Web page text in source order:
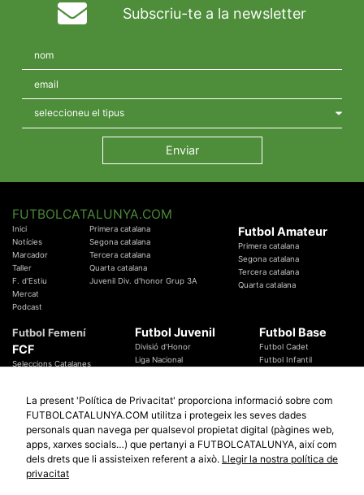
Subscriu-te a la newsletter
FUTBOLCATALUNYA.COM
Inici
Notícies
Marcador
Taller
F. d'Estiu
Mercat
Podcast
Primera catalana
Segona catalana
Tercera catalana
Quarta catalana
Juvenil Div. d'honor Grup 3A
Futbol Amateur
Primera catalana
Segona catalana
Tercera catalana
Quarta catalana
Futbol Femení
FCF
Seleccions Catalanes
Temes Federatius
Futbol Juvenil
Divisió d'Honor
Liga Nacional
Futbol Base
Futbol Cadet
Futbol Infantil
Futbol Catalunya
Promocions
Sortejos
Participació
Especials
Copa Catalunya Absoluta 2019
Copa del Rei 2019 - 2020
La present 'Política de Privacitat' proporciona informació sobre com
FUTBOLCATALUNYA.COM utilitza i protegeix les seves dades
personals quan navega per qualsevol propietat digital (pàgines web,
apps, xarxes socials…) que pertanyi a FUTBOLCATALUNYA, així com
dels drets que li assisteixen referent a això. Llegir la nostra política de
privacitat